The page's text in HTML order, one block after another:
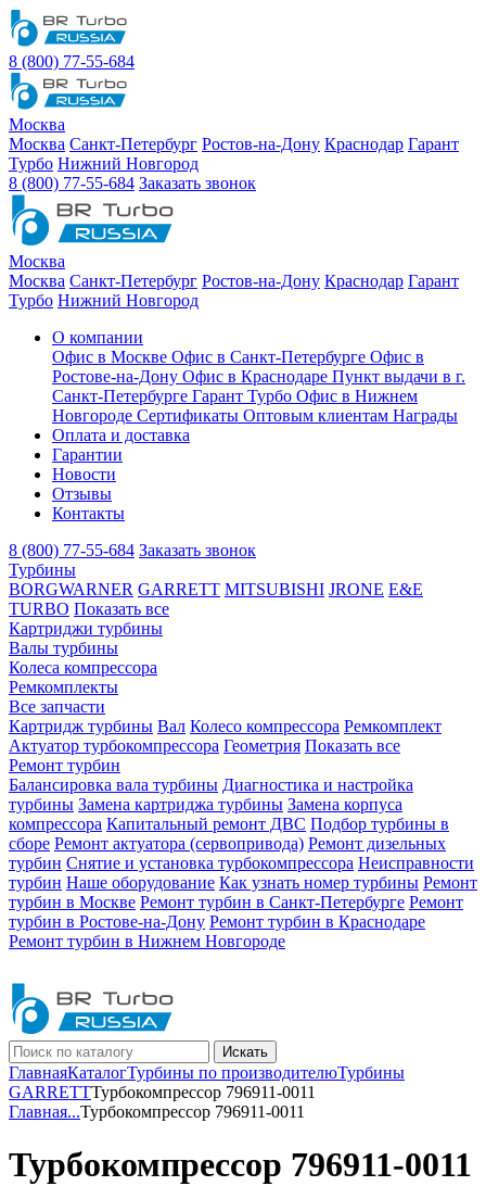
8 (800) 77-55-684
Москва
Москва Санкт-Петербург Ростов-на-Дону Краснодар Гарант
Турбо Нижний Новгород
8 (800) 77-55-684 Заказать звонок
Москва
Москва Санкт-Петербург Ростов-на-Дону Краснодар Гарант
Турбо Нижний Новгород
О компании
Офис в Москве Офис в Санкт-Петербурге Офис в
Ростове-на-Дону Офис в Краснодаре Пункт выдачи в г.
Санкт-Петербурге Гарант Турбо Офис в Нижнем
Новгороде Сертификаты Оптовым клиентам Награды
Оплата и доставка
Гарантии
Новости
Отзывы
Контакты
8 (800) 77-55-684 Заказать звонок
Турбины
BORGWARNER GARRETT MITSUBISHI JRONE E&E
TURBO Показать все
Картриджи турбины
Валы турбины
Колеса компрессора
Ремкомплекты
Все запчасти
Картридж турбины Вал Колесо компрессора Ремкомплект
Актуатор турбокомпрессора Геометрия Показать все
Ремонт турбин
Балансировка вала турбины Диагностика и настройка
турбины Замена картриджа турбины Замена корпуса
компрессора Капитальный ремонт ДВС Подбор турбины в
сборе Ремонт актуатора (сервопривода) Ремонт дизельных
турбин Снятие и установка турбокомпрессора Неисправности
турбин Наше оборудование Как узнать номер турбины Ремонт
турбин в Москве Ремонт турбин в Санкт-Петербурге Ремонт
турбин в Ростове-на-Дону Ремонт турбин в Краснодаре
Ремонт турбин в Нижнем Новгороде
Искать
ГлавнаяКаталогТурбины по производителюТурбины
GARRETTТурбокомпрессор 796911-0011
Главная...Турбокомпрессор 796911-0011
Турбокомпрессор 796911-0011